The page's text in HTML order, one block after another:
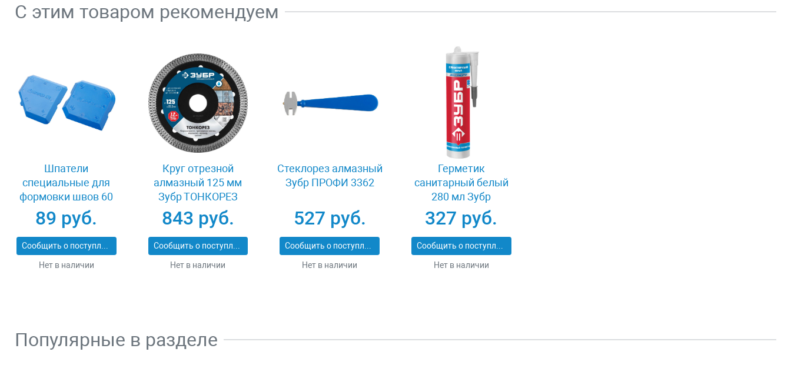
С этим товаром рекомендуем
Шпатели
специальные для
формовки швов 60
мм Stayer 10165-H2
89 руб.
Сообщить о поступлении
Нет в наличии
Круг отрезной
алмазный 125 мм
Зубр ТОНКОРЕЗ
36659-125_z01
843 руб.
Сообщить о поступлении
Нет в наличии
Стеклорез алмазный
Зубр ПРОФИ 3362
527 руб.
Сообщить о поступлении
Нет в наличии
Герметик
санитарный белый
280 мл Зубр
ЭКСПЕРТ 41235-0
327 руб.
Сообщить о поступлении
Нет в наличии
Популярные в разделе